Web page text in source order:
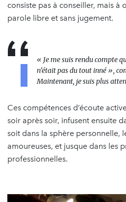
consiste pas à conseiller, mais à
parole libre et sans jugement.
« Je me suis rendu compte
n’était pas du tout inné »,
Maintenant, je suis plus
Ces compétences d’écoute
soir après soir, infusent ensuite
soit dans la sphère personnelle,
amoureuses, et jusque dans les
professionnelles.